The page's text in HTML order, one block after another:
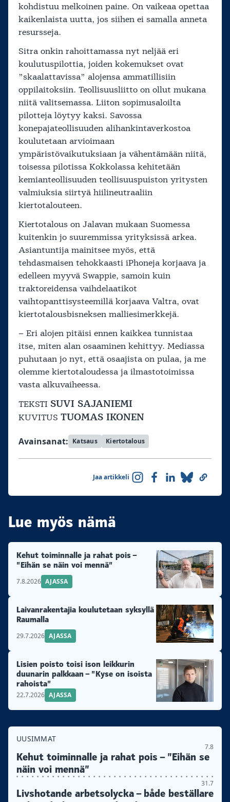
kohdistuu melkoinen paine. On vaikeaa opettaa
kaikenlaista uutta, jos siihen ei samalla anneta
resursseja.
Sitra onkin rahoittamassa nyt neljää eri
koulutuspilottia, joiden kokemukset ovat
”skaalattavissa” alojensa ammatillisiin
oppilaitoksiin. Teollisuusliitto on ollut mukana
niitä valitsemassa. Liiton sopimusaloilta
pilotteja löytyy kaksi. Savossa
konepajateollisuuden alihankintaverkostoa
koulutetaan arvioimaan
ympäristövaikutuksiaan ja vähentämään niitä,
toisessa pilotissa Kokkolassa kehitetään
kemianteollisuuden teollisuuspuiston yritysten
valmiuksia siirtyä hiilineutraaliin
kiertotalouteen.
Kiertotalous on Jalavan mukaan Suomessa
kuitenkin jo suuremmissa yrityksissä arkea.
Asiantuntija mainitsee myös, että
tehdasmaisen tehokkaasti iPhoneja korjaava ja
edelleen myyvä Swappie, samoin kuin
traktoreidensa vaihdelaatikot
vaihtopanttisysteemillä korjaava Valtra, ovat
kiertotalousbisneksen malliesimerkkejä.
– Eri alojen pitäisi ennen kaikkea tunnistaa
itse, miten alan osaaminen kehittyy. Mediassa
puhutaan jo nyt, että osaajista on pulaa, ja me
olemme kiertotaloudessa ja ilmastotoimissa
vasta alkuvaiheessa.
TEKSTI SUVI SAJANIEMI
KUVITUS TUOMAS IKONEN
Avainsanat: Katsaus Kiertotalous
Jaa artikkeli
Lue myös nämä
Kehut toiminnalle ja rahat pois –
”Eihän se näin voi mennä”
7.8.2026 AJASSA
Laivanrakentajia koulutetaan syksyllä
Raumalla
29.7.2026 AJASSA
Lisien poisto toisi ison leikkurin
duunarin palkkaan – ”Kyse on isoista
rahoista”
22.7.2026 AJASSA
UUSIMMAT
7.8
Kehut toiminnalle ja rahat pois – ”Eihän se
näin voi mennä”
31.7
Livshotande arbetsolycka – både beställare